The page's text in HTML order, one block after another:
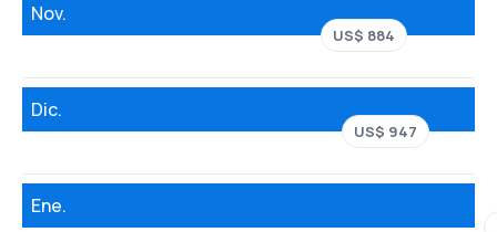
Nov.
US$ 884
Dic.
US$ 947
Ene.